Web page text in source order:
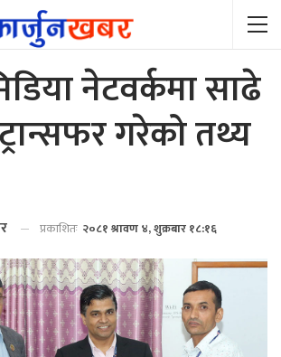
नेटवर्कमा साढे
गरेको तथ्य
प्रकाशितः २०८१ श्रावण ४, शुक्रबार १८:१६